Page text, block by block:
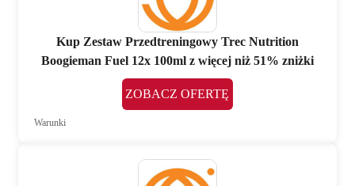
Kup Zestaw Przedtreningowy Trec Nutrition
Boogieman Fuel 12x 100ml z więcej niż 51% zniżki
ZOBACZ OFERTĘ
Warunki